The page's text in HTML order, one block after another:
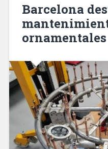
Barcelona